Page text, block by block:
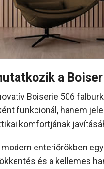
a
Boiserie 506
funkcionál, hanem
komfortjának
modern enteriőrökben
és a kellemes